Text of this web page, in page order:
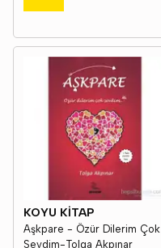
KOYU KİTAP
Aşkpare - Özür Dilerim Çok
Sevdim-Tolga Akpınar